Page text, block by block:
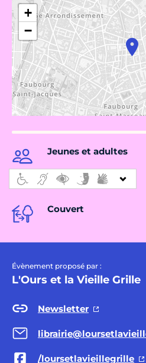
+
−
Jeunes et adultes
Couvert
Évènement proposé par :
L'Ours et la Vieille Grille
Newsletter
/loursetlavieillegrille